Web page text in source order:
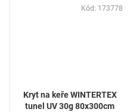
Kryt na keře WINTERTEX
tunel UV 30g 80x300cm
Kód: 173778